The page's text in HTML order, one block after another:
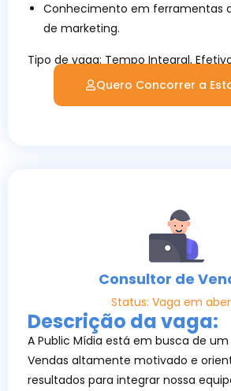
Conhecimento em ferramentas
de marketing.
Tipo de vaga:Tempo Integral,
Quero Concorrer a
Consultor de
Status: Vaga em
Descrição da vaga:
A Public Mídia está em busca de
Vendas altamente motivado e
resultados para integrar nossa